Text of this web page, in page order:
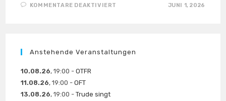
KOMMENTARE DEAKTIVIERT JUNI 1, 2026
Anstehende Veranstaltungen
10.08.26, 19:00 -OTFR
11.08.26, 19:00 -OFT
13.08.26, 19:00 -Trude singt